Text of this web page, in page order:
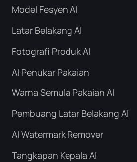
Model Fesyen AI
Latar Belakang AI
Fotografi Produk AI
AI Penukar Pakaian
Warna Semula Pakaian AI
Pembuang Latar Belakang AI
AI Watermark Remover
Tangkapan Kepala AI